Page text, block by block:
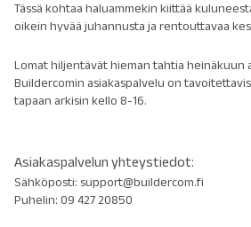
Tässä kohtaa haluammekin kiittää
oikein hyvää juhannusta ja rentouttavaa
Lomat hiljentävät hieman tahtia heinäkuun
Buildercomin asiakaspalvelu on
tapaan arkisin kello 8-16.
Asiakaspalvelun yhteystiedot:
Sähköposti: support@buildercom.fi
Puhelin: 09 427 20850